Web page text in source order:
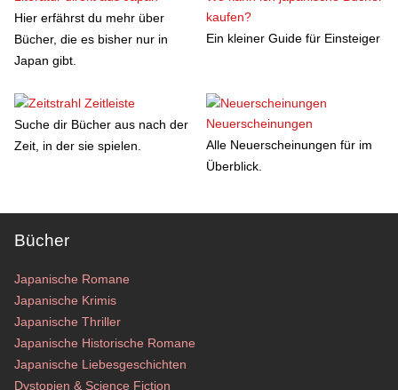
Hier erfährst du mehr über
Bücher, die es bisher nur in
Japan gibt.
kaufen?
Ein kleiner Guide für Einsteiger
Zeitleiste
Suche dir Bücher aus nach der
Zeit, in der sie spielen.
Neuerscheinungen
Alle Neuerscheinungen für im
Überblick.
Bücher
Japanische Romane
Japanische Krimis
Japanische Thriller
Japanische Historische Romane
Japanische Liebesgeschichten
Dystopien & Science Fiction